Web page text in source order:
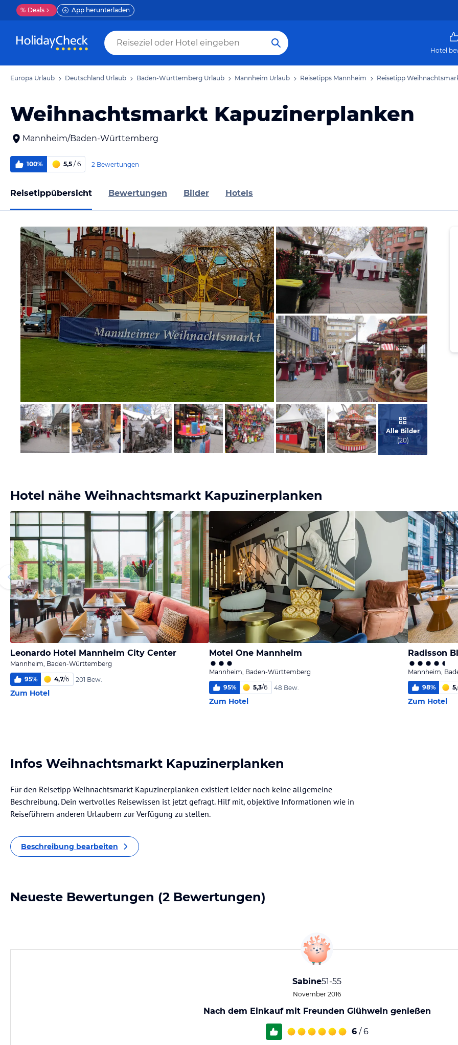
% Deals App herunterladen
Hotel
Europa Urlaub Deutschland Urlaub Baden-Württemberg Urlaub Mannheim Urlaub Reisetipps Mannheim Reisetipp
Weihnachtsmarkt Kapuzinerplanken
Mannheim/Baden-Württemberg
100% 5,5 / 6 2 Bewertungen
Reisetippübersicht Bewertungen Bilder Hotels
Bild melden
von Enrico
Bild melden
von Rainer
Bild melden
von Rainer
Alle Bilder
(20)
Hotel nähe Weihnachtsmarkt Kapuzinerplanken
Leonardo Hotel Mannheim City Center
Mannheim, Baden-Württemberg
95% 4,7/6 201 Bew.
Zum Hotel
Motel One Mannheim
Mannheim, Baden-Württemberg
95% 5,3/6 48 Bew.
Zum Hotel
Radisson
Mannheim,
98%
Zum Hotel
Infos Weihnachtsmarkt Kapuzinerplanken
Für den Reisetipp Weihnachtsmarkt Kapuzinerplanken existiert leider noch keine allgemeine
Beschreibung. Dein wertvolles Reisewissen ist jetzt gefragt. Hilf mit, objektive Informationen wie in
Reiseführern anderen Urlaubern zur Verfügung zu stellen.
Beschreibung bearbeiten
Neueste Bewertungen (2 Bewertungen)
Sabine51-55
November 2016
Nach dem Einkauf mit Freunden Glühwein genießen
6 / 6